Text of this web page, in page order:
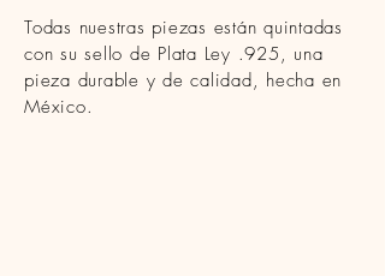
Todas nuestras piezas están quintadas
con su sello de Plata Ley .925, una
pieza durable y de calidad, hecha en
México.